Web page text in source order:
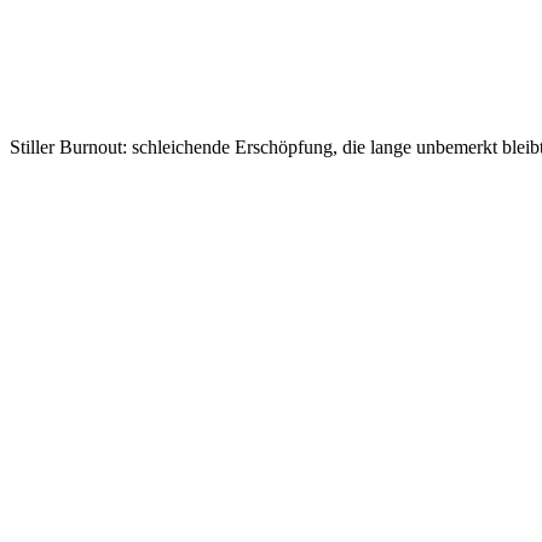
Stiller Burnout: schleichende Erschöpfung, die lange unbemerkt